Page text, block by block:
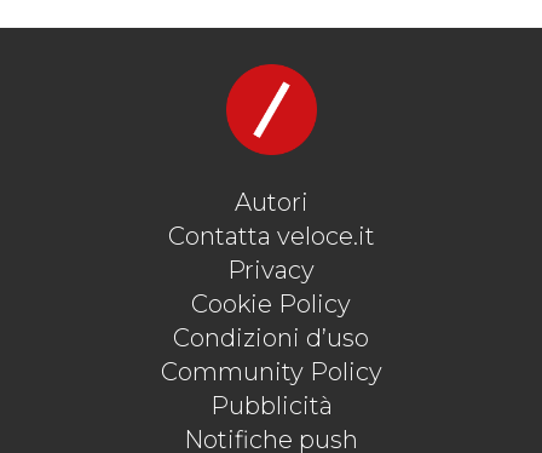
Autori
Contatta veloce.it
Privacy
Cookie Policy
Condizioni d’uso
Community Policy
Pubblicità
Notifiche push